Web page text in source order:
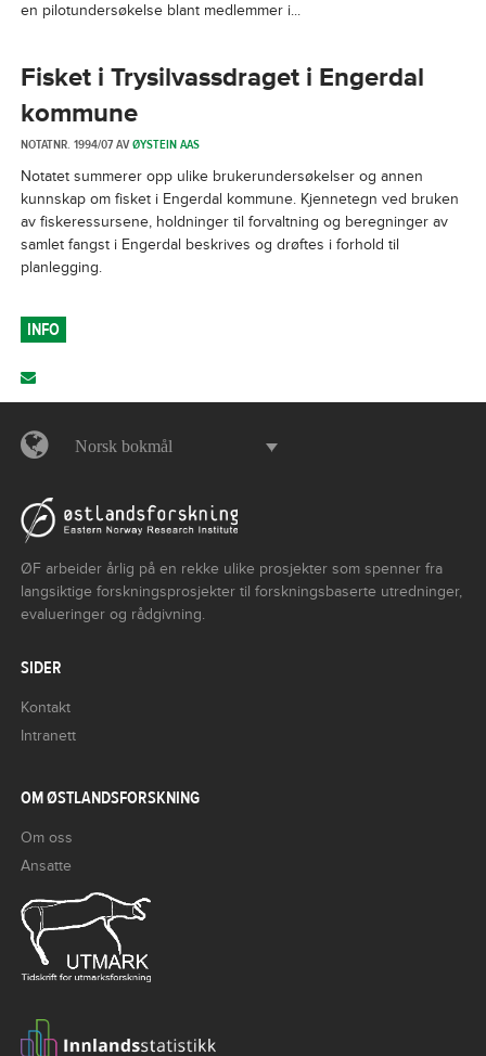
en pilotundersøkelse blant medlemmer i...
Fisket i Trysilvassdraget i Engerdal
kommune
NOTATNR. 1994/07 AVØYSTEIN AAS
Notatet summerer opp ulike brukerundersøkelser og annen
kunnskap om fisket i Engerdal kommune. Kjennetegn ved bruken
av fiskeressursene, holdninger til forvaltning og beregninger av
samlet fangst i Engerdal beskrives og drøftes i forhold til
planlegging.
INFO
Norsk bokmål
ØF arbeider årlig på en rekke ulike prosjekter som spenner fra
langsiktige forskningsprosjekter til forskningsbaserte utredninger,
evalueringer og rådgivning.
SIDER
Kontakt
Intranett
OM ØSTLANDSFORSKNING
Om oss
Ansatte